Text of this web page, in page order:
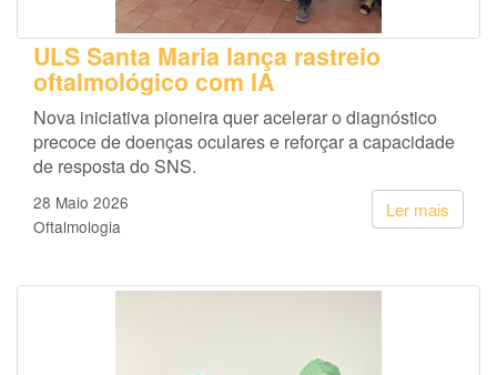
ULS Santa Maria lança rastreio
oftalmológico com IA
Nova iniciativa pioneira quer acelerar o diagnóstico
precoce de doenças oculares e reforçar a capacidade
de resposta do SNS.
Ler mais
28 Maio 2026
Oftalmologia